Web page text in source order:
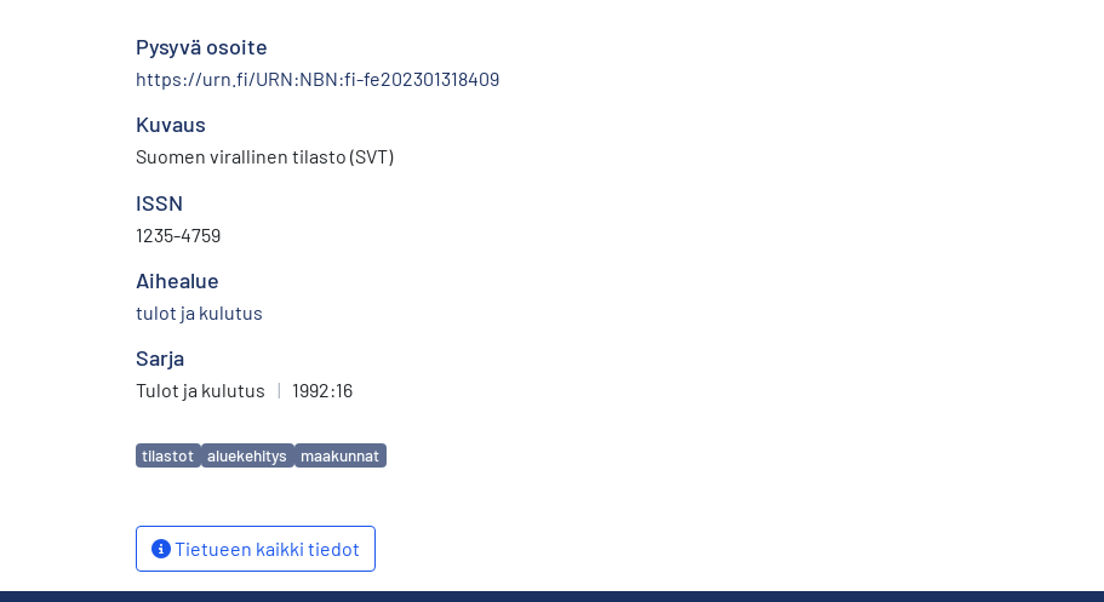
Pysyvä osoite
https://urn.fi/URN:NBN:fi-fe202301318409
Kuvaus
Suomen virallinen tilasto (SVT)
ISSN
1235-4759
Aihealue
tulot ja kulutus
Sarja
Tulot ja kulutus | 1992:16
Avainsanat
tilastot aluekehitys maakunnat
Tietueen kaikki tiedot